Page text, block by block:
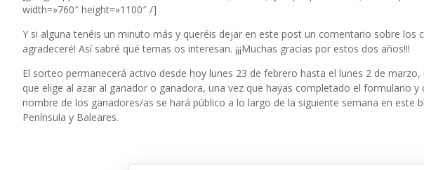
width=»760″ height=»1100″ /]
Y si alguna tenéis un minuto más y queréis dejar en este post un comentario sobre los
agradeceré! Así sabré qué temas os interesan. ¡¡¡Muchas gracias por estos dos años!!!
El sorteo permanecerá activo desde hoy lunes 23 de febrero hasta el lunes 2 de
que elige al azar al ganador o ganadora, una vez que hayas completado el formulario
nombre de los ganadores/as se hará público a lo largo de la siguiente semana en este
Península y Baleares.